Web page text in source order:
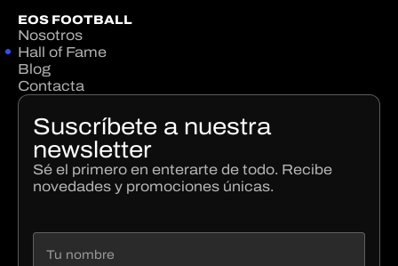
EOS FOOTBALL
Nosotros
Hall of Fame
Blog
Contacta
Suscríbete a nuestra
newsletter
Sé el primero en enterarte de todo. Recibe
novedades y promociones únicas.